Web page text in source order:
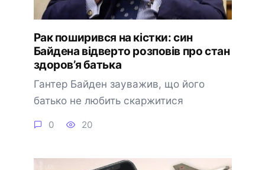
Рак поширився на кістки: син
Байдена відверто розповів про стан
здоров’я батька
Гантер Байден зауважив, що його
батько не любить скаржитися
0 20